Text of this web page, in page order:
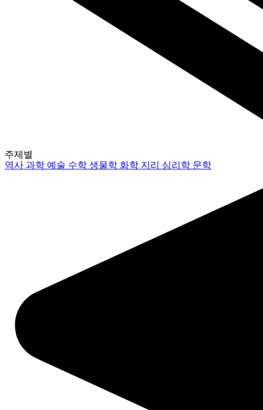
주제별
역사과학 예술 수학생물학 화학 지리 심리학 문학